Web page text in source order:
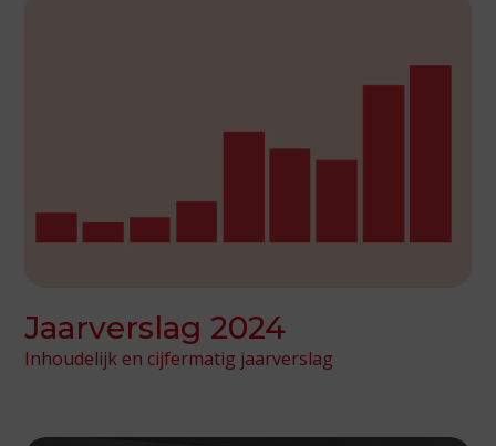
Jaarverslag 2024
Inhoudelijk en cijfermatig jaarverslag